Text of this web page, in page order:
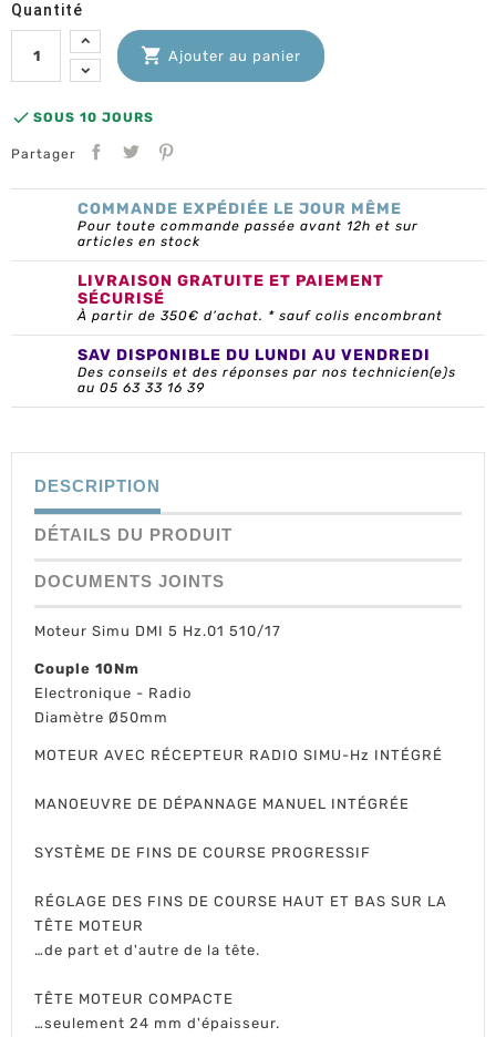
Quantité
 Ajouter au panier
 SOUS 10 JOURS
Partager
COMMANDE EXPÉDIÉE LE JOUR MÊME
Pour toute commande passée avant 12h et sur
articles en stock
LIVRAISON GRATUITE ET PAIEMENT
SÉCURISÉ
À partir de 350€ d’achat. * sauf colis encombrant
SAV DISPONIBLE DU LUNDI AU VENDREDI
Des conseils et des réponses par nos technicien(e)s
au 05 63 33 16 39
DESCRIPTION
DÉTAILS DU PRODUIT
DOCUMENTS JOINTS
Moteur Simu DMI 5 Hz.01 510/17
Couple 10Nm
Electronique - Radio
Diamètre Ø50mm
MOTEUR AVEC RÉCEPTEUR RADIO SIMU-Hz INTÉGRÉ
MANOEUVRE DE DÉPANNAGE MANUEL INTÉGRÉE
SYSTÈME DE FINS DE COURSE PROGRESSIF
RÉGLAGE DES FINS DE COURSE HAUT ET BAS SUR LA
TÊTE MOTEUR
…de part et d'autre de la tête.
TÊTE MOTEUR COMPACTE
…seulement 24 mm d'épaisseur.